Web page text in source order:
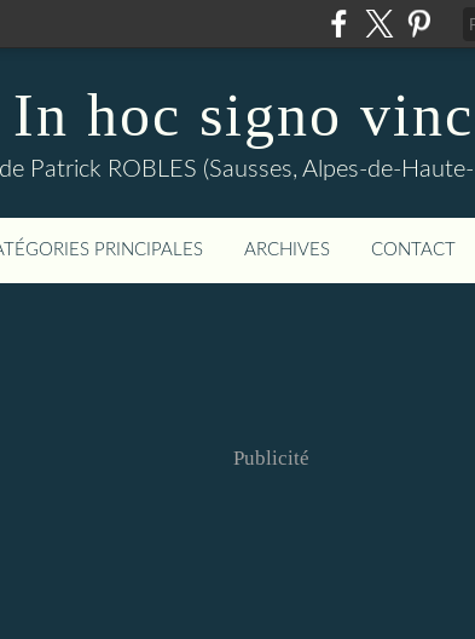
In hoc signo
Patrick ROBLES (Sausses, Alpes-de-
PRINCIPALES ARCHIVES CONTACT
Publicité